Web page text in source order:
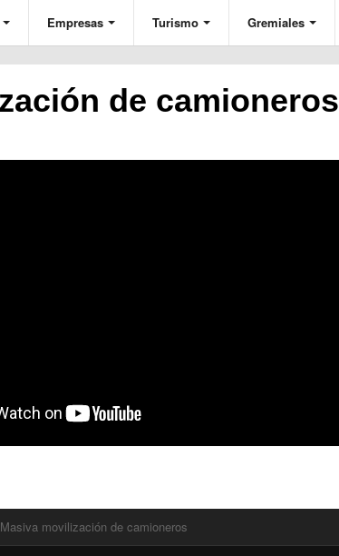
Empresas Turismo Gremiales
de camioneros
movilización de camioneros